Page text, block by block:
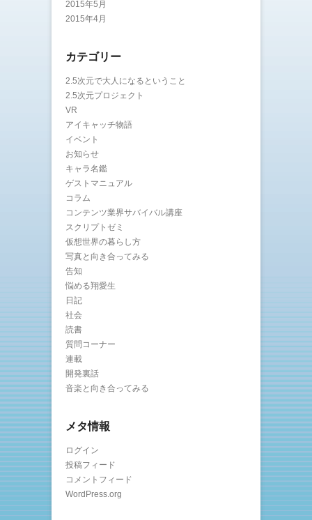
2015年5月
2015年4月
カテゴリー
2.5次元で大人になるということ
2.5次元プロジェクト
VR
アイキャッチ物語
イベント
お知らせ
キャラ名鑑
ゲストマニュアル
コラム
コンテンツ業界サバイバル講座
スクリプトゼミ
仮想世界の暮らし方
写真と向き合ってみる
告知
悩める翔愛生
日記
社会
読書
質問コーナー
連載
開発裏話
音楽と向き合ってみる
メタ情報
ログイン
投稿フィード
コメントフィード
WordPress.org